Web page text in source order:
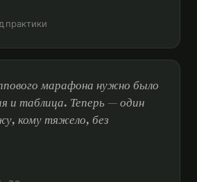
практики
марафона нужно было
и таблица. Теперь — один
кому тяжело, без